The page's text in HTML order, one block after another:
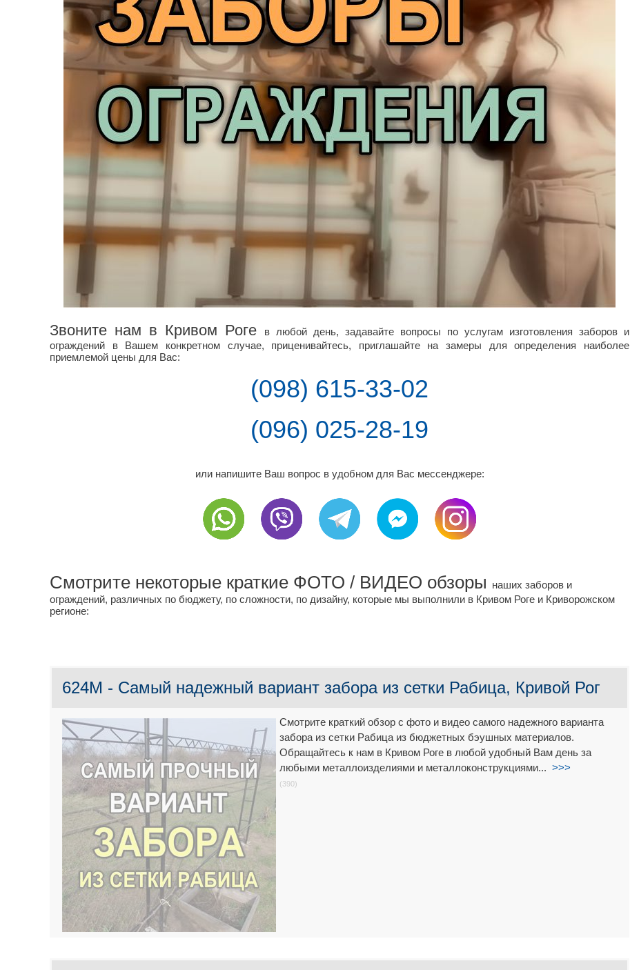
Звоните нам в Кривом Роге
в любой день, задавайте вопросы по услугам изготовления заборов и
ограждений в Вашем конкретном случае, приценивайтесь, приглашайте на замеры для определения наиболее
приемлемой цены для Вас:
(098) 615-33-02
(096) 025-28-19
или напишите Ваш вопрос в удобном для Вас мессенджере:
Смотрите некоторые краткие ФОТО / ВИДЕО обзоры наших заборов и
ограждений, различных по бюджету, по сложности, по дизайну, которые мы выполнили в Кривом Роге и Криворожском
регионе:
624M - Самый надежный вариант забора из сетки Рабица, Кривой Рог
Смотрите краткий обзор с фото и видео самого надежного варианта
забора из сетки Рабица из бюджетных бэушных материалов.
Обращайтесь к нам в Кривом Роге в любой удобный Вам день за
любыми металлоизделиями и металлоконструкциями... >>>
(390)